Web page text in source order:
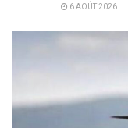
6 AOÛT 2026